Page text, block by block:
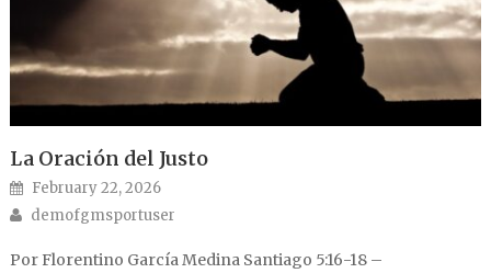
La Oración del Justo
Posted on
February 22, 2026
Author
demofgmsportuser
Por Florentino García Medina Santiago 5:16-18 –